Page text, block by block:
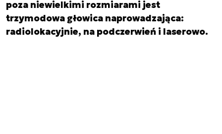
poza niewielkimi rozmiarami jest
trzymodowa głowica naprowadzająca:
radiolokacyjnie, na podczerwień i laserowo.